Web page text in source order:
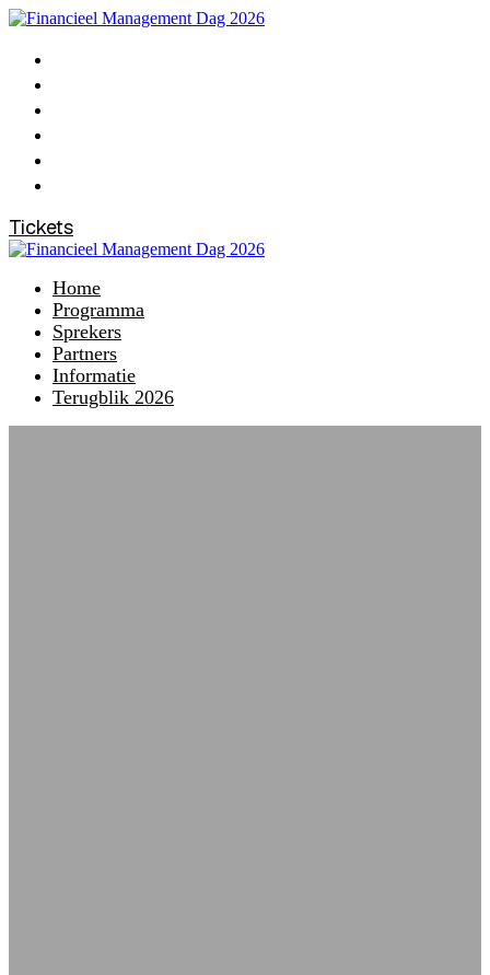
Tickets
Home
Programma
Sprekers
Partners
Informatie
Terugblik 2026